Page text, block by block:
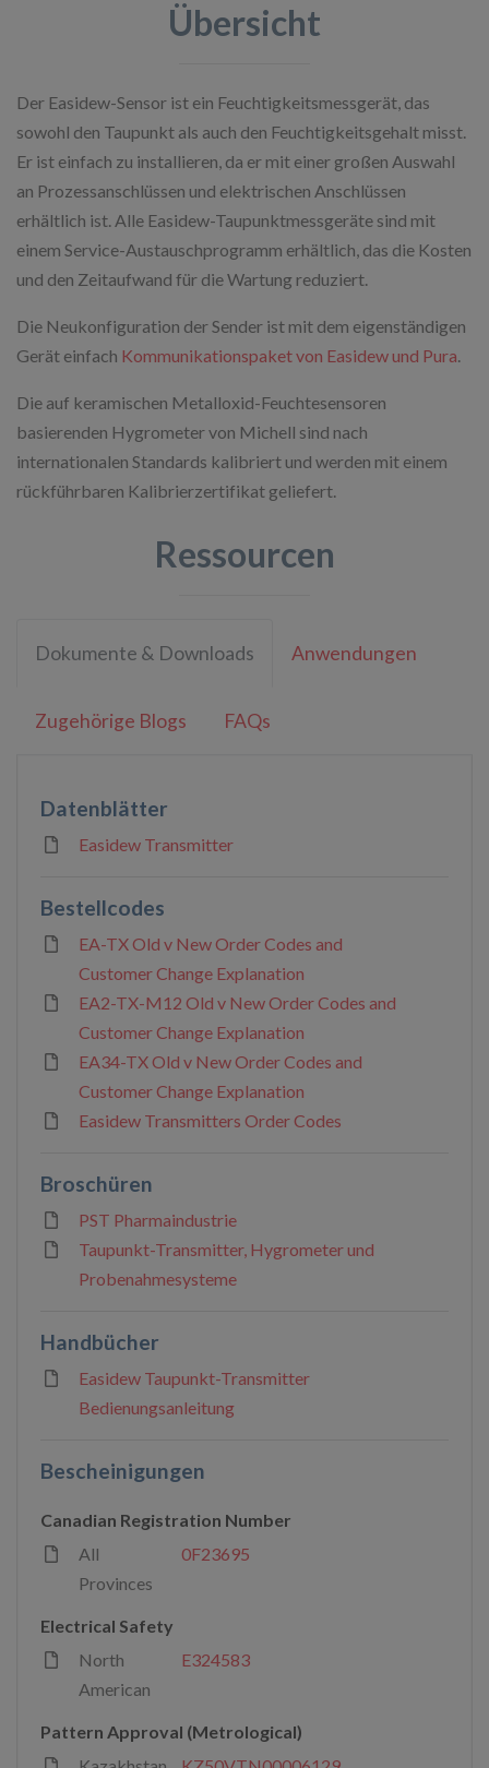
Übersicht
Der Easidew-Sensor ist ein Feuchtigkeitsmessgerät, das
sowohl den Taupunkt als auch den Feuchtigkeitsgehalt misst.
Er ist einfach zu installieren, da er mit einer großen Auswahl
an Prozessanschlüssen und elektrischen Anschlüssen
erhältlich ist. Alle Easidew-Taupunktmessgeräte sind mit
einem Service-Austauschprogramm erhältlich, das die Kosten
und den Zeitaufwand für die Wartung reduziert.
Die Neukonfiguration der Sender ist mit dem eigenständigen
Gerät einfach Kommunikationspaket von Easidew und Pura.
Die auf keramischen Metalloxid-Feuchtesensoren
basierenden Hygrometer von Michell sind nach
internationalen Standards kalibriert und werden mit einem
rückführbaren Kalibrierzertifikat geliefert.
Ressourcen
Dokumente & Downloads Anwendungen
Zugehörige Blogs FAQs
Datenblätter
Easidew Transmitter
Bestellcodes
EA-TX Old v New Order Codes and
Customer Change Explanation
EA2-TX-M12 Old v New Order Codes and
Customer Change Explanation
EA34-TX Old v New Order Codes and
Customer Change Explanation
Easidew Transmitters Order Codes
Broschüren
PST Pharmaindustrie
Taupunkt-Transmitter, Hygrometer und
Probenahmesysteme
Handbücher
Easidew Taupunkt-Transmitter
Bedienungsanleitung
Bescheinigungen
Canadian Registration Number
All
Provinces
0F23695
Electrical Safety
North
American
E324583
Pattern Approval (Metrological)